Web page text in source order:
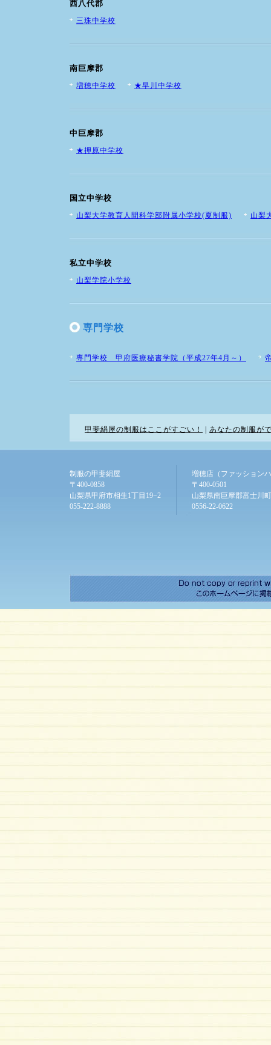
西八代郡
三珠中学校
南巨摩郡
増穂中学校 ★早川中学校
中巨摩郡
★押原中学校
国立中学校
山梨大学教育人間科学部附属小学校(夏制服) 山梨
私立中学校
山梨学院小学校
専門学校
専門学校 甲府医療秘書学院（平成27年4月～）
甲斐絹屋の制服はここがすごい！ あなたの制服が
制服の甲斐絹屋
〒400-0858
山梨県甲府市相生1丁目19−2
055-222-8888
増穂店（ファッション
〒400-0501
山梨県南巨摩郡富士川
0556-22-0622